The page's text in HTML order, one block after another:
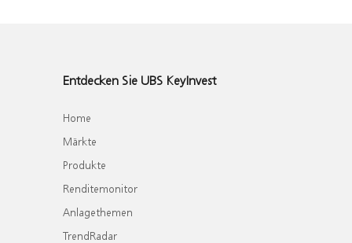
Entdecken Sie UBS KeyInvest
Home
Märkte
Produkte
Renditemonitor
Anlagethemen
TrendRadar